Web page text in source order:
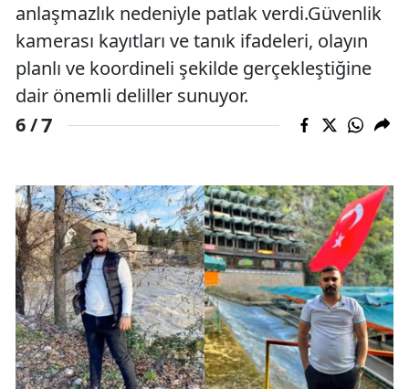
anlaşmazlık nedeniyle patlak verdi.Güvenlik
kamerası kayıtları ve tanık ifadeleri, olayın
planlı ve koordineli şekilde gerçekleştiğine
dair önemli deliller sunuyor.
6 /7